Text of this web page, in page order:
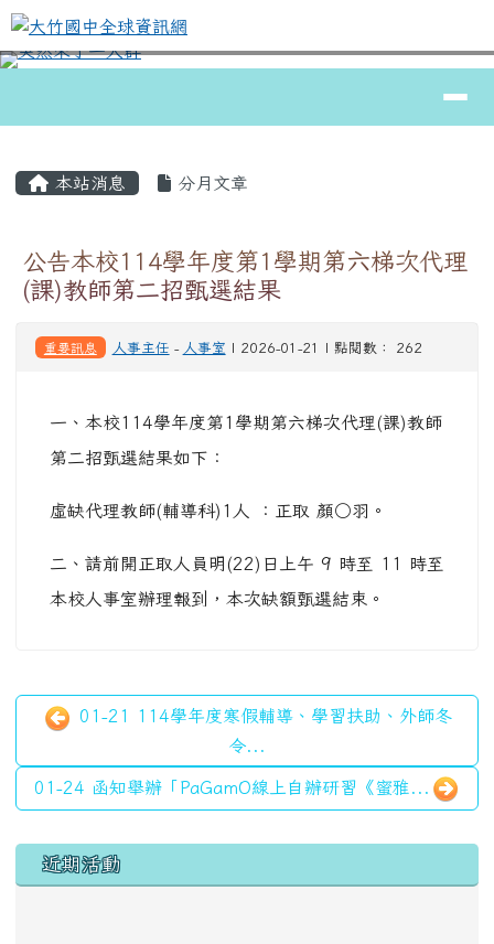
跳至主內容區
大竹國中全球資訊網
⏸
本站消息 分月文章
公告本校114學年度第1學期第六梯次代理
(課)教師第二招甄選結果
重要訊息 人事主任 - 人事室 | 2026-01-21 | 點閱數： 262
一、本校114學年度第1學期第六梯次代理(課)教師
第二招甄選結果如下：
虛缺代理教師(輔導科)1人 ：正取 顏○羽。
二、請前開正取人員明(22)日上午 9 時至 11 時至
本校人事室辦理報到，本次缺額甄選結束。
01-21 114學年度寒假輔導、學習扶助、外師冬
令...
01-24 函知舉辦「PaGamO線上自辦研習《蜜雅...
左邊區域內容
近期活動